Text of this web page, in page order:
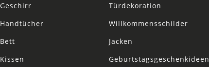
Geschirr
Handtücher
Bett
Kissen
Türdekoration
Willkommensschilder
Jacken
Geburtstagsgeschenkideen